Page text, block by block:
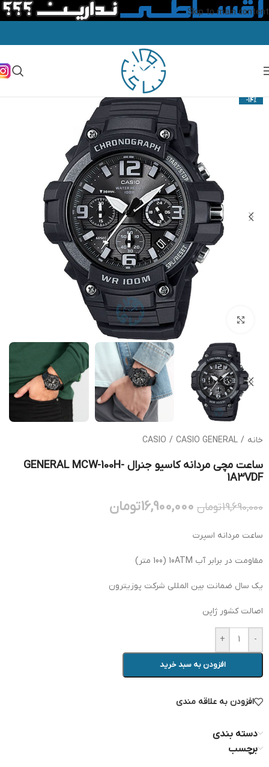
Skip to main content
-14%
بزرگنمایی تصویر
خانه /
CASIO / CASIO GENERAL
ساعت مچی مردانه کاسیو جنرال GENERAL MCW-100H-
1A3VDF
19,690,000تومان 16,900,000تومان
ساعت مردانه اسپرت
مقاومت در برابر آب 10ATM (100 متر)
یک سال ضمانت بین المللی شرکت پوزیترون
اصالت کشور ژاپن
-
+
افزودن به سبد خرید
افزودن به علاقه مندی
دسته بندی
برچسب